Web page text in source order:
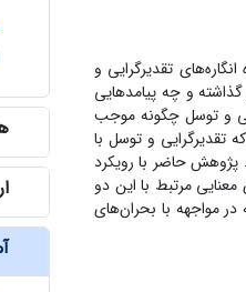
تقدیرگرایی و
و چه پیامدهایی
و توسل چگونه موجب
و توسل با
حاضر با رویکرد
مرتبط با این دو
مواجهه با بحران‌های